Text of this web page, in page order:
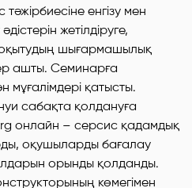
енгізу мен
жетілдіруге,
шығармашылық
ашты. Семинарға
қатысты.
сабақта қолдануға
онлайн – серсис қадамдық
оқушыларды бағалау
орынды қолданды.
көмегімен